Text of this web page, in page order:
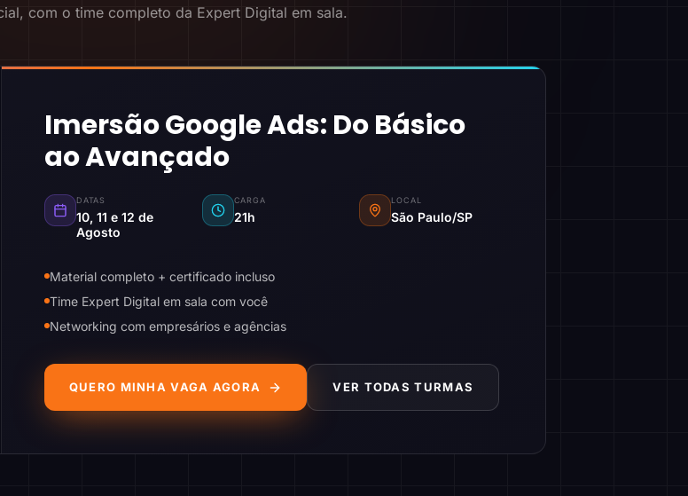
com o time completo da Expert Digital em sala.
Imersão Google Ads: Do Básico
ao Avançado
DATAS
10, 11 e 12 de
Agosto
CARGA
21h
LOCAL
São Paulo/SP
Material completo + certificado incluso
Time Expert Digital em sala com você
Networking com empresários e agências
QUERO MINHA VAGA AGORA VER TODAS TURMAS